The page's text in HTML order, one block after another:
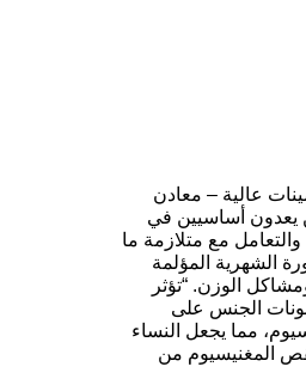
عالية – معادن
يعدون أساسيين في
مع متلازمة ما
الشهرية المؤلمة
الوزن. “تؤثر
الجنس على
مما يجعل النساء
المغنيسيوم من